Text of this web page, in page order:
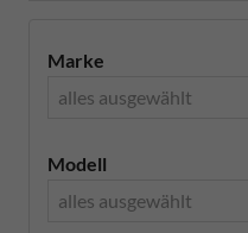
Marke
alles ausgewählt
Modell
alles ausgewählt